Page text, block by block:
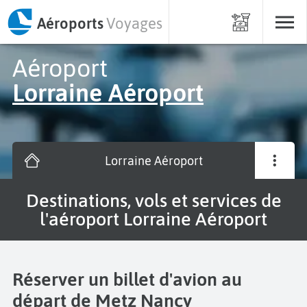
AéroportsVoyages
Aéroport
Lorraine Aéroport
Lorraine Aéroport
Destinations, vols et services de
l'aéroport Lorraine Aéroport
Réserver un billet d'avion au
départ de Metz Nancy